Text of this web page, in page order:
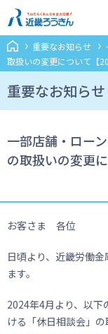
重要なお知らせ
取扱いの変更について【
重要なお知らせ
一部店舗・ロー
の取扱いの変更
お客さま 各位
日頃より、近畿労働
ます。
2024年4月より、以下
ける「休日相談会」の